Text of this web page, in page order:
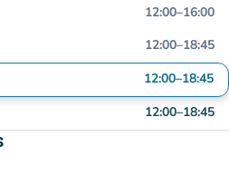
12:00–16:00
12:00–18:45
12:00–18:45
12:00–18:45